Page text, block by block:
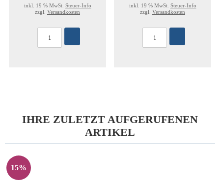
inkl. 19 % MwSt. Steuer-Info
zzgl. Versandkosten
inkl. 19 % MwSt. Steuer-Info
zzgl. Versandkosten
IHRE ZULETZT AUFGERUFENEN
ARTIKEL
15%